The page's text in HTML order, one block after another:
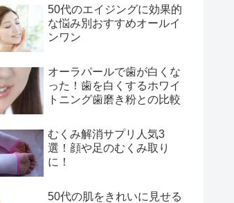
50代のエイジングに効果的
な悩み別おすすめオールイ
ンワン
オーラパールで歯が白くな
った！歯を白くするホワイ
トニング歯磨き粉との比較
むくみ解消サプリ人気3
選！顔や足のむくみ取り
に！
50代の肌をきれいに見せる